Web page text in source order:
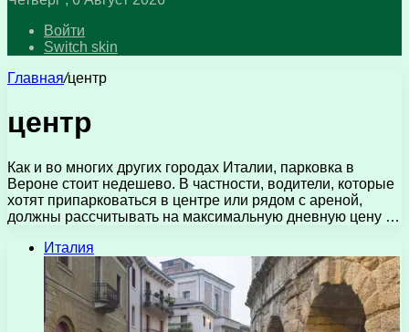
Войти
Switch skin
Главная/центр
центр
Как и во многих других городах Италии, парковка в
Вероне стоит недешево. В частности, водители, которые
хотят припарковаться в центре или рядом с ареной,
должны рассчитывать на максимальную дневную цену …
Италия